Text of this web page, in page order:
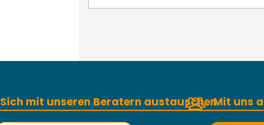
Sich mit unseren Beratern austauschenMit uns